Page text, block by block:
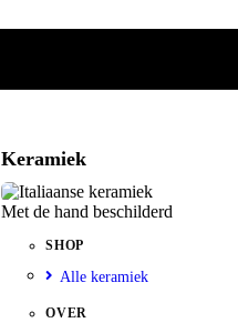
Keramiek
Met de hand beschilderd
SHOP
Alle keramiek
OVER